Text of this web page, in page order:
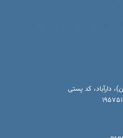
دارآباد، کد پستی